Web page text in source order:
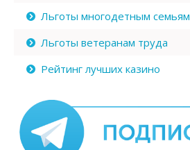
Льготы многодетным семьям
Льготы ветеранам труда
Рейтинг лучших казино